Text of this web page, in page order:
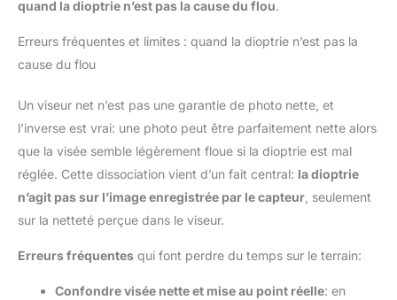
quand la dioptrie n’est pas la cause du flou.
Erreurs fréquentes et limites : quand la dioptrie n’est pas la
cause du flou
Un viseur net n’est pas une garantie de photo nette, et
l’inverse est vrai: une photo peut être parfaitement nette alors
que la visée semble légèrement floue si la dioptrie est mal
réglée. Cette dissociation vient d’un fait central: la dioptrie
n’agit pas sur l’image enregistrée par le capteur , seulement
sur la netteté perçue dans le viseur.
Erreurs fréquentes qui font perdre du temps sur le terrain:
Confondre visée nette et mise au point réelle: en